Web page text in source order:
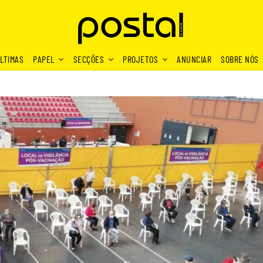
PAPEL SECÇÕES PROJETOS ANUNCIAR SOBRE NÓS